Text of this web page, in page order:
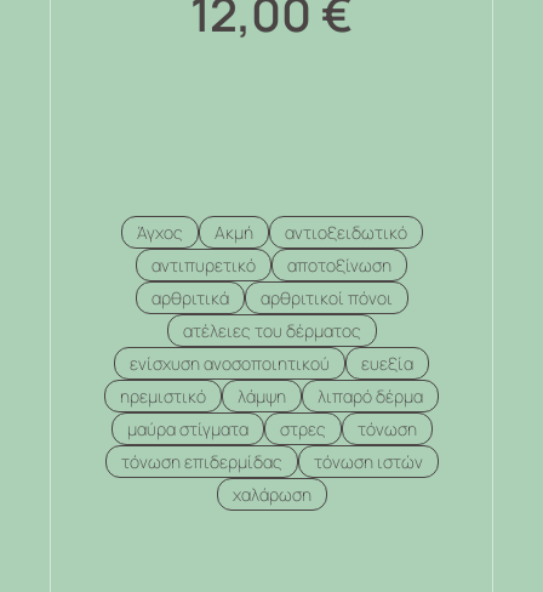
12,00 €
Άγχος Ακμή
αντιοξειδωτικό
αντιπυρετικό
αποτοξίνωση
αρθριτικά
αρθριτικοί πόνοι
ατέλειες του δέρματος
ενίσχυση ανοσοποιητικού
ευεξία
ηρεμιστικό
λάμψη
λιπαρό δέρμα
μαύρα στίγματα
στρες
τόνωση
τόνωση επιδερμίδας
τόνωση ιστών
χαλάρωση